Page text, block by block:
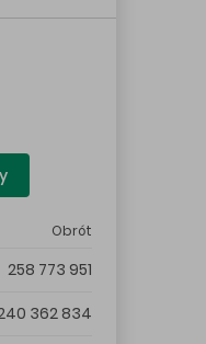
Obrót
258 773 951
362 834